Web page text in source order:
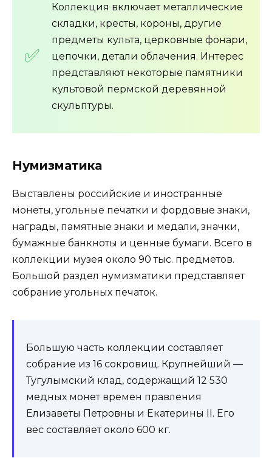
Коллекция включает металлические
складки, кресты, короны, другие
предметы культа, церковные фонари,
цепочки, детали облачения. Интерес
представляют некоторые памятники
культовой пермской деревянной
скульптуры.
Нумизматика
Выставлены российские и иностранные
монеты, угольные печатки и фордовые знаки,
награды, памятные знаки и медали, значки,
бумажные банкноты и ценные бумаги. Всего в
коллекции музея около 90 тыс. предметов.
Большой раздел нумизматики представляет
собрание угольных печаток.
Большую часть коллекции составляет
собрание из 16 сокровищ. Крупнейший —
Тугулымский клад, содержащий 12 530
медных монет времен правления
Елизаветы Петровны и Екатерины II. Его
вес составляет около 600 кг.